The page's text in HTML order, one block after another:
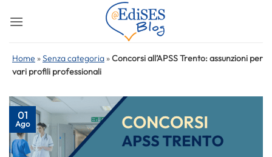
Home »Senza categoria »Concorsi all’APSS Trento: assunzioni per
vari profili professionali
01
Ago